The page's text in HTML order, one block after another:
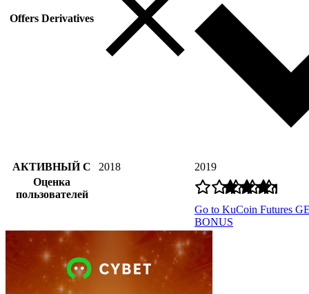
Offers Derivatives
АКТИВНЫЙ С 2018
2019
Оценка
пользователей
Go to KuCoin Futures
BONUS